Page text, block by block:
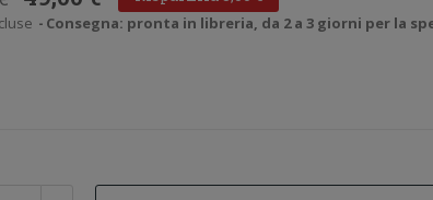
Consegna: pronta in libreria, da 2 a 3 giorni per la